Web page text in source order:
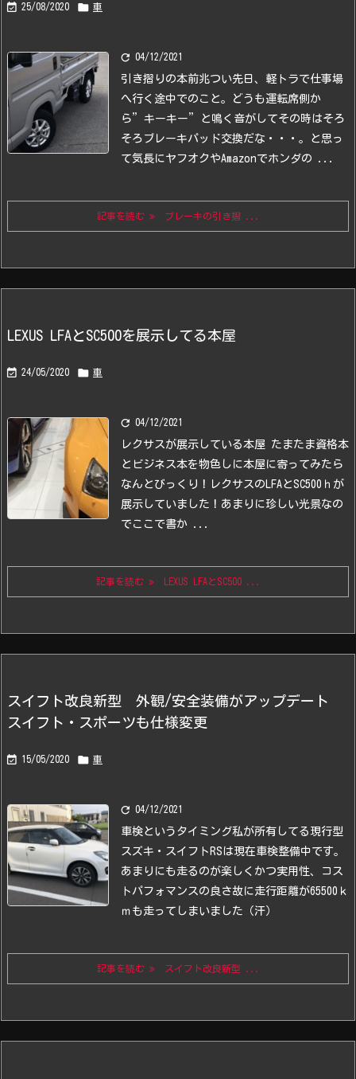
 25/08/2020  車
 04/12/2021
引き摺りの本前兆つい先日、軽トラで仕事場
へ行く途中でのこと。
どうも運転席側か
ら”キーキー”と鳴く音がしてその時はそろ
そろブレーキパッド交換だな・・・。と思っ
て気長にヤフオクやAmazonでホンダの ...
記事を読む ブレーキの引き摺 ...
LEXUS LFAとSC500を展示してる本屋
 24/05/2020  車
 04/12/2021
レクサスが展示している本屋 たまたま資格本
とビジネス本を物色しに本屋に寄ってみたら
なんとびっくり！
レクサスのLFAとSC500ｈが
展示していました！ あまりに珍しい光景なの
でここで書か ...
記事を読む LEXUS LFAとSC500 ...
スイフト改良新型 外観/安全装備がアップデート
スイフト・スポーツも仕様変更
 15/05/2020  車
 04/12/2021
車検というタイミング私が所有してる現行型
スズキ・スイフトRSは現在車検整備中です。
あまりにも走るのが楽しくかつ実用性、コス
トパフォマンスの良さ故に走行距離が65500ｋ
ｍも走ってしまいました（汗）
記事を読む スイフト改良新型 ...